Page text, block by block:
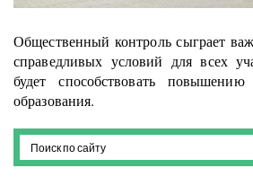
Общественный контроль сыграет
справедливых условий для всех
будет способствовать
образования.